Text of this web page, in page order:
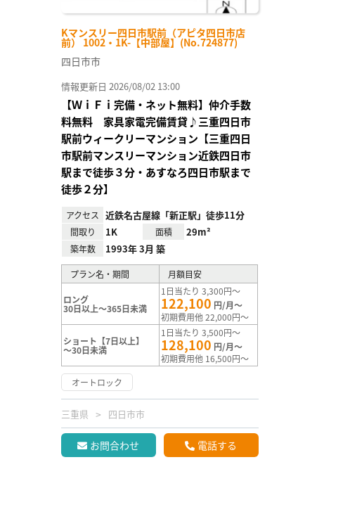
Kマンスリー四日市駅前（アピタ四日市店
前） 1002・1K-【中部屋】(No.724877)
四日市市
情報更新日 2026/08/02 13:00
【ＷｉＦｉ完備・ネット無料】仲介手数
料無料 家具家電完備賃貸♪三重四日市
駅前ウィークリーマンション【三重四日
市駅前マンスリーマンション近鉄四日市
駅まで徒歩３分・あすなろ四日市駅まで
徒歩２分】
アクセス 近鉄名古屋線「新正駅」徒歩11分
間取り 1K 面積 29m²
築年数 1993年 3月 築
プラン名・期間 月額目安
ロング
30日以上～365日未満
1日当たり 3,300円～
122,100 円/月～
初期費用他 22,000円～
ショート【7日以上】
～30日未満
1日当たり 3,500円～
128,100 円/月～
初期費用他 16,500円～
オートロック
三重県 四日市市
お問合わせ 電話する